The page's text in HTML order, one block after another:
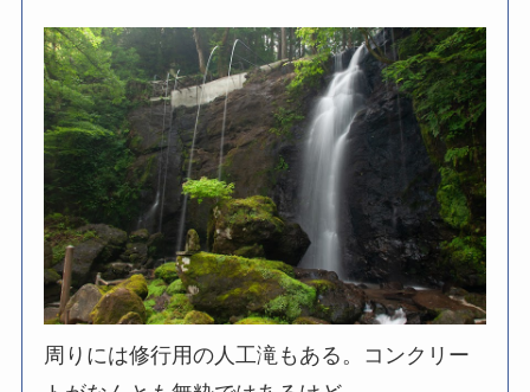
周りには修行用の人工滝もある。コンクリー